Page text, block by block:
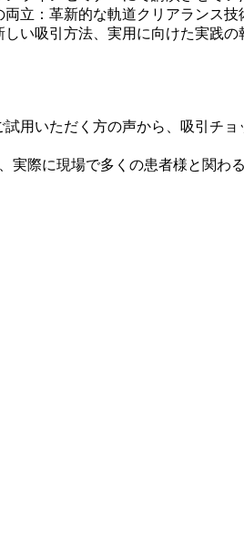
立：革新的な軌道クリアランス
い吸引方法、実用に向けた実践
用いただく方の声から、吸引チ
際に現場で多くの患者様と関わ